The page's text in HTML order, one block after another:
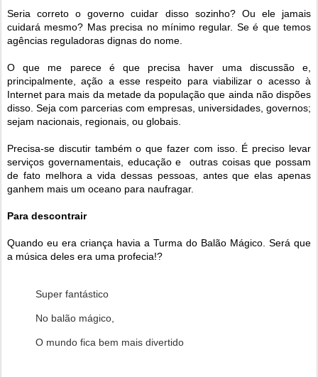
Seria correto o governo cuidar disso sozinho? Ou ele jamais
cuidará mesmo? Mas precisa no mínimo regular. Se é que temos
agências reguladoras dignas do nome.
O que me parece é que precisa haver uma discussão e,
principalmente, ação a esse respeito para viabilizar o acesso à
Internet para mais da metade da população que ainda não dispões
disso. Seja com parcerias com empresas, universidades, governos;
sejam nacionais, regionais, ou globais.
Precisa-se discutir também o que fazer com isso. É preciso levar
serviços governamentais, educação e outras coisas que possam
de fato melhora a vida dessas pessoas, antes que elas apenas
ganhem mais um oceano para naufragar.
Para descontrair
Quando eu era criança havia a Turma do Balão Mágico. Será que
a música deles era uma profecia!?
Super fantástico
No balão mágico,
O mundo fica bem mais divertido